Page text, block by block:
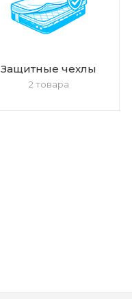
Защитные чехлы
2 товара